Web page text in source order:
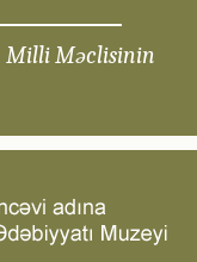
Milli Məclisinin